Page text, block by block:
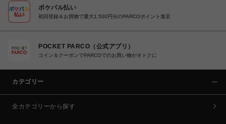
ポケパル払い
初回登録＆お買物で最大1,500円分のPARCOポイント進呈
POCKET PARCO（公式アプリ）
コイン＆クーポンでPARCOでのお買い物がオトクに
カテゴリー
全カテゴリーから探す